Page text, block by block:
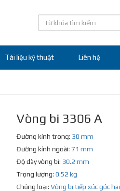
Tài liệu kỹ thuật Liên hệ
Vòng bi 3306 A
Đường kính trong: 30 mm
Đường kính ngoài: 71 mm
Độ dày vòng bi: 30.2 mm
Trọng lượng: 0.52 kg
Chủng loại: Vòng bi tiếp xúc góc